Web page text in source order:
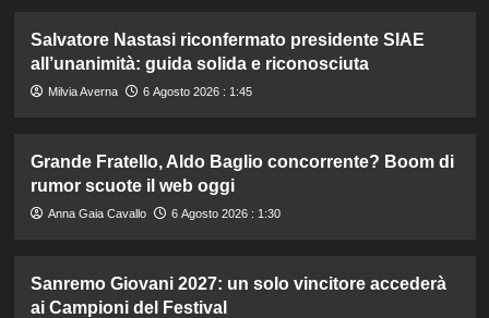
Salvatore Nastasi riconfermato presidente SIAE
all’unanimità: guida solida e riconosciuta
Milvia Averna 6 Agosto 2026 : 1:45
Grande Fratello, Aldo Baglio concorrente? Boom di
rumor scuote il web oggi
Anna Gaia Cavallo 6 Agosto 2026 : 1:30
Sanremo Giovani 2027: un solo vincitore accederà
ai Campioni del Festival